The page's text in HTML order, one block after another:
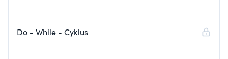
Do - While - Cyklus